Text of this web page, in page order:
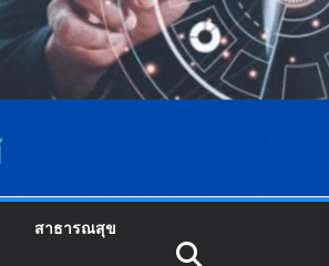
สาธารณสุข